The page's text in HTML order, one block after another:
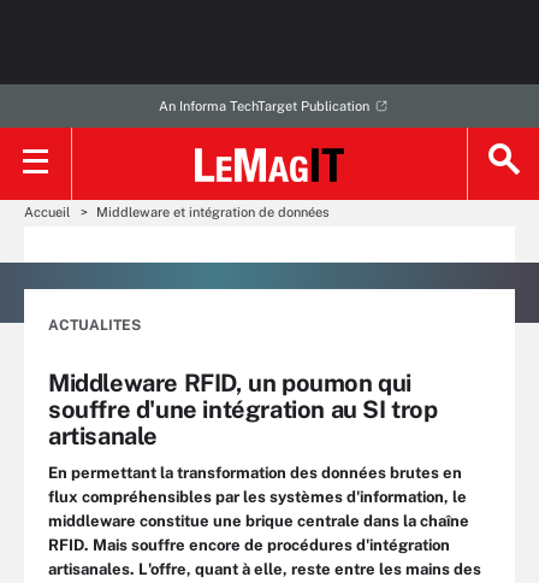
An Informa TechTarget Publication
Accueil Middleware et intégration de données
ACTUALITES
Middleware RFID, un poumon qui
souffre d'une intégration au SI trop
artisanale
En permettant la transformation des données brutes en
flux compréhensibles par les systèmes d'information, le
middleware constitue une brique centrale dans la chaîne
RFID. Mais souffre encore de procédures d'intégration
artisanales. L'offre, quant à elle, reste entre les mains des